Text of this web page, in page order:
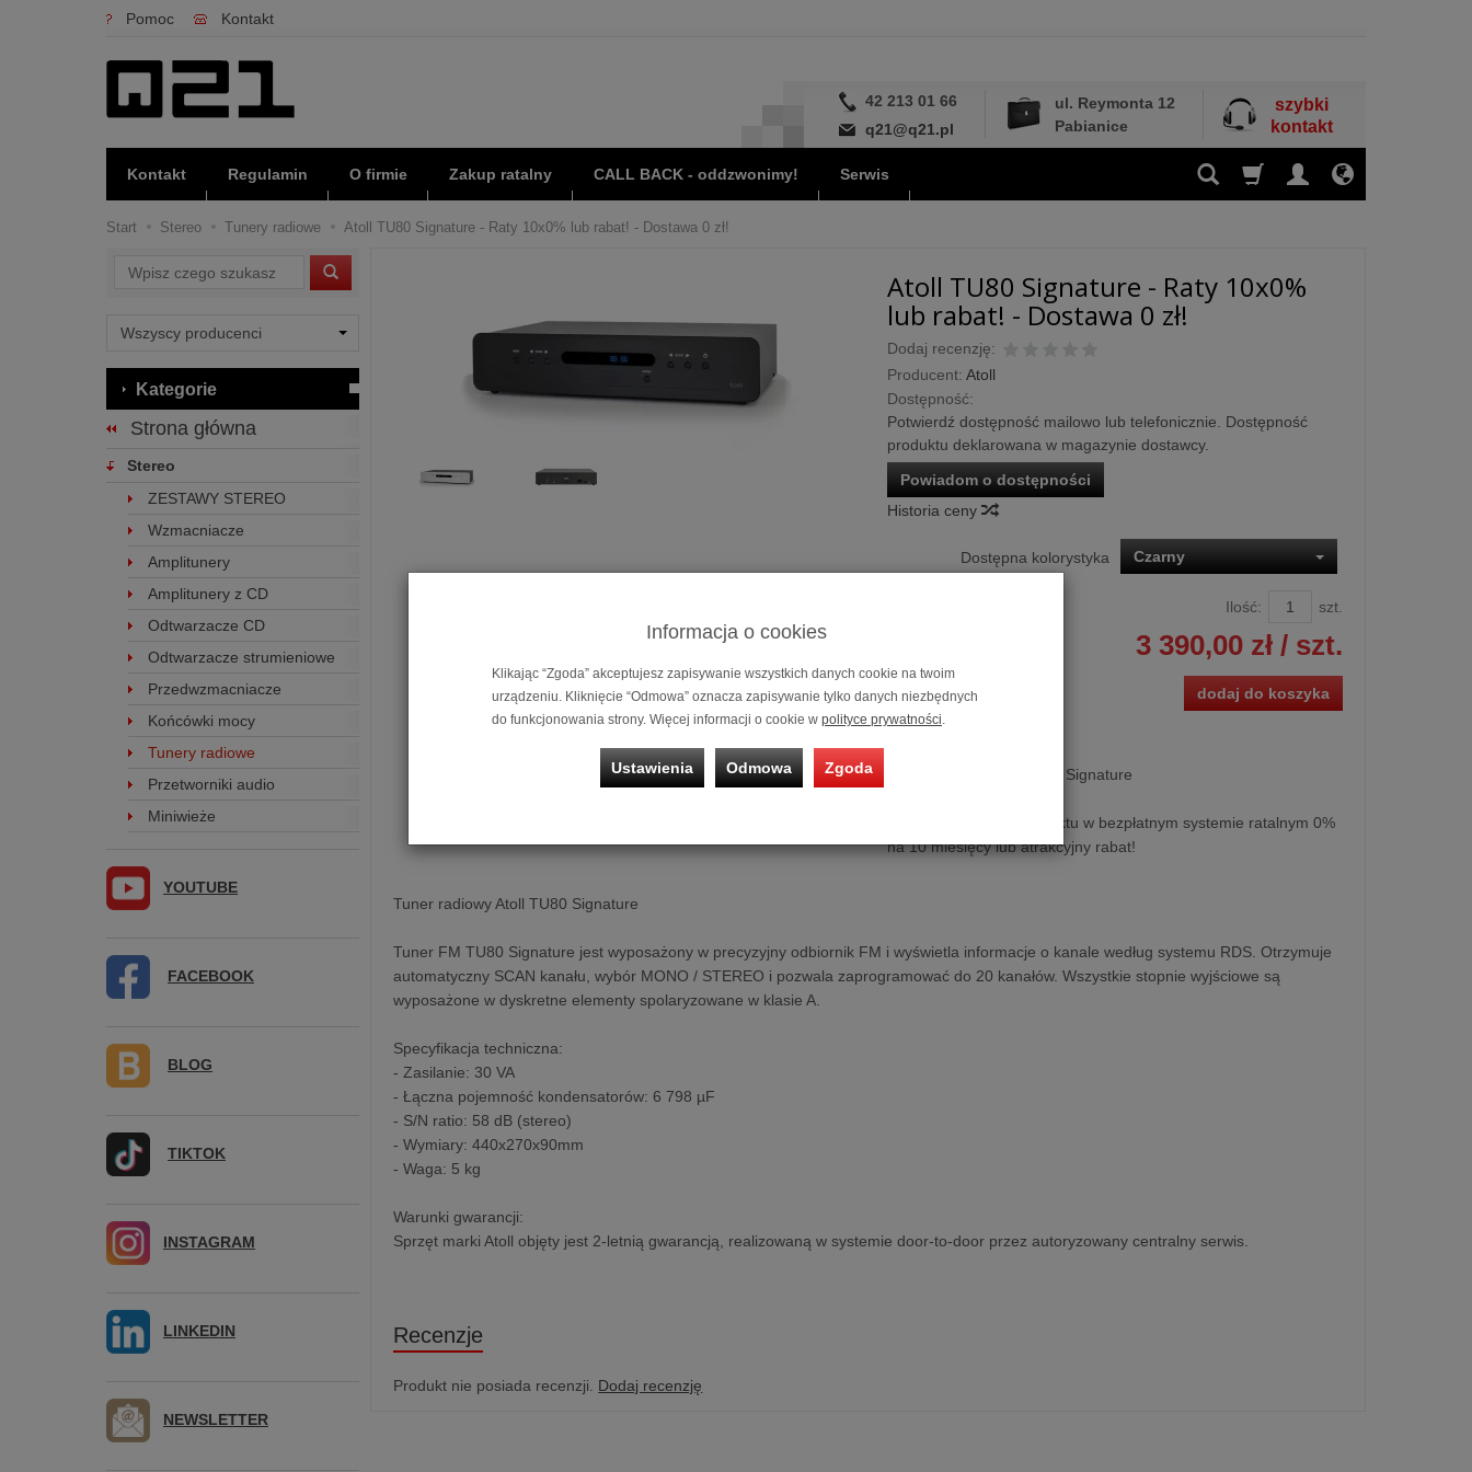
Pomoc Kontakt
42 213 01 66
q21@q21.pl
ul. Reymonta 12
Pabianice
szybki
kontakt
Kontakt Regulamin O firmie Zakup ratalny CALL BACK - oddzwonimy! Serwis
Start Stereo Tunery radiowe Atoll TU80 Signature - Raty 10x0% lub rabat! - Dostawa 0 zł!
Atoll TU80 Signature - Raty 10x0%
lub rabat! - Dostawa 0 zł!
Dodaj recenzję:
Producent: Atoll
Dostępność:
Potwierdź dostępność mailowo lub telefonicznie. Dostępność
produktu deklarowana w magazynie dostawcy.
Powiadom o dostępności
Historia ceny
Dostępna kolorystyka Czarny
Ilość: szt.
3 390,00 zł/ szt.
dodaj do koszyka
Tuner radiowy Atoll TU80 Signature
Możliwość zakupu produktu w bezpłatnym systemie ratalnym 0%
na 10 miesięcy lub atrakcyjny rabat!
Tuner radiowy Atoll TU80 Signature
Tuner FM TU80 Signature jest wyposażony w precyzyjny odbiornik FM i wyświetla informacje o kanale według systemu RDS. Otrzymuje
automatyczny SCAN kanału, wybór MONO / STEREO i pozwala zaprogramować do 20 kanałów. Wszystkie stopnie wyjściowe są
wyposażone w dyskretne elementy spolaryzowane w klasie A.
Specyfikacja techniczna:
- Zasilanie: 30 VA
- Łączna pojemność kondensatorów: 6 798 µF
- S/N ratio: 58 dB (stereo)
- Wymiary: 440x270x90mm
- Waga: 5 kg
Warunki gwarancji:
Sprzęt marki Atoll objęty jest 2-letnią gwarancją, realizowaną w systemie door-to-door przez autoryzowany centralny serwis.
Recenzje
Produkt nie posiada recenzji. Dodaj recenzję
Wyszukaj
Kategorie
Strona główna
Stereo
ZESTAWY STEREO
Wzmacniacze
Amplitunery
Amplitunery z CD
Odtwarzacze CD
Odtwarzacze strumieniowe
Przedwzmacniacze
Końcówki mocy
Tunery radiowe
Przetworniki audio
Miniwieże
YOUTUBE
FACEBOOK
BLOG
TIKTOK
INSTAGRAM
LINKEDIN
NEWSLETTER
Informacja o cookies
Klikając “Zgoda” akceptujesz zapisywanie wszystkich danych cookie na twoim
urządzeniu. Kliknięcie “Odmowa” oznacza zapisywanie tylko danych niezbędnych
do funkcjonowania strony. Więcej informacji o cookie w polityce prywatności.
Ustawienia Odmowa Zgoda